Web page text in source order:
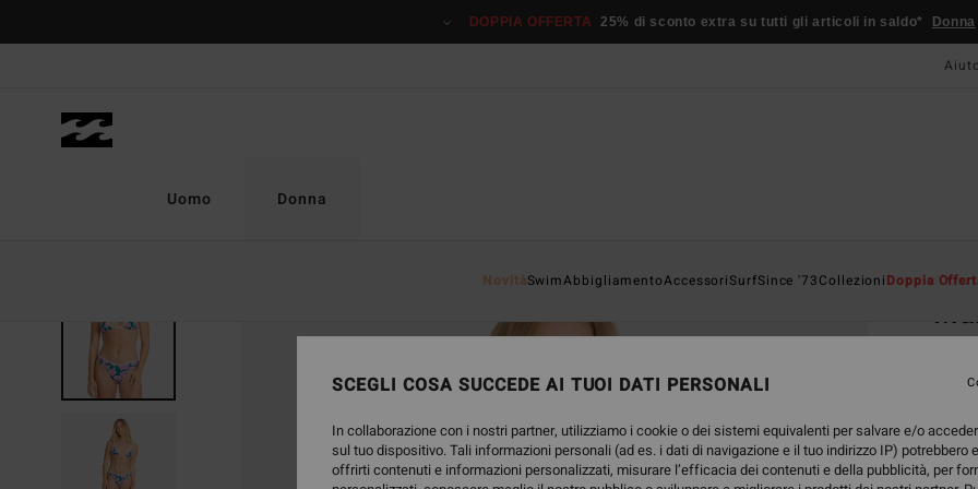
prodotto
DOPPIA OFFERTA 25% di sconto extra su tutti gli articoli in saldo* Donna
Uomo Donna
NovitàSwimAbbigliamentoAccessoriSurfSince '73CollezioniDoppia
Colori
SCEGLI COSA SUCCEDE AI TUOI DATI PERSONALI
In collaborazione con i nostri partner, utilizziamo i cookie o dei sistemi equivalenti per salvare e/o
sul tuo dispositivo. Tali informazioni personali (ad es. i dati di navigazione e il tuo indirizzo IP) potrebbero
offrirti contenuti e informazioni personalizzati, misurare l’efficacia dei contenuti e della pubblicità, per